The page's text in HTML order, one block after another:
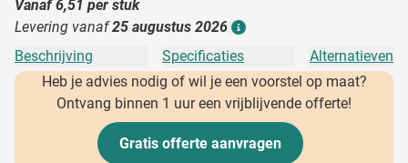
Vanaf6,51 per stuk
Levering vanaf25 augustus 2026
Beschrijving Specificaties
Alternatieven
Heb je advies nodig of wil je een voorstel op maat?
Ontvang binnen 1 uur een vrijblijvende offerte!
Gratis offerte aanvragen